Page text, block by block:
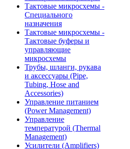
Тактовые микросхемы -
Специального
назначения
Тактовые микросхемы -
Тактовые буферы и
управляющие
микросхемы
Трубы, шланги, рукава
и аксессуары (Pipe,
Tubing, Hose and
Accessories)
Управление питанием
(Power Management)
Управление
температурой (Thermal
Management)
Усилители (Amplifiers)